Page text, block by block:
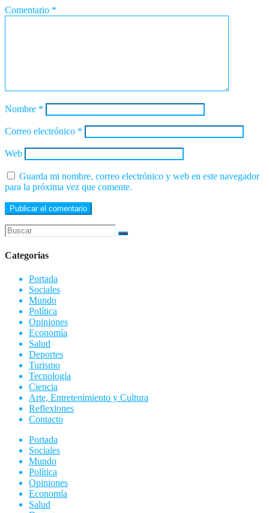
Comentario *
Nombre *
Correo electrónico *
Web
Guarda mi nombre, correo electrónico y web en este navegador
para la próxima vez que comente.
Categorias
Portada
Sociales
Mundo
Política
Opiniones
Economía
Salud
Deportes
Turismo
Tecnología
Ciencia
Arte, Entretenimiento y Cultura
Reflexiones
Contacto
Portada
Sociales
Mundo
Política
Opiniones
Economía
Salud